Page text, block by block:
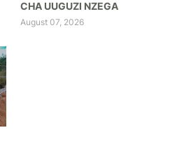
CHA UUGUZI NZEGA
August 07, 2026